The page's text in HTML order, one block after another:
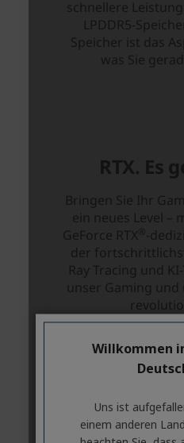
Willkommen
Uns ist
einem anderen